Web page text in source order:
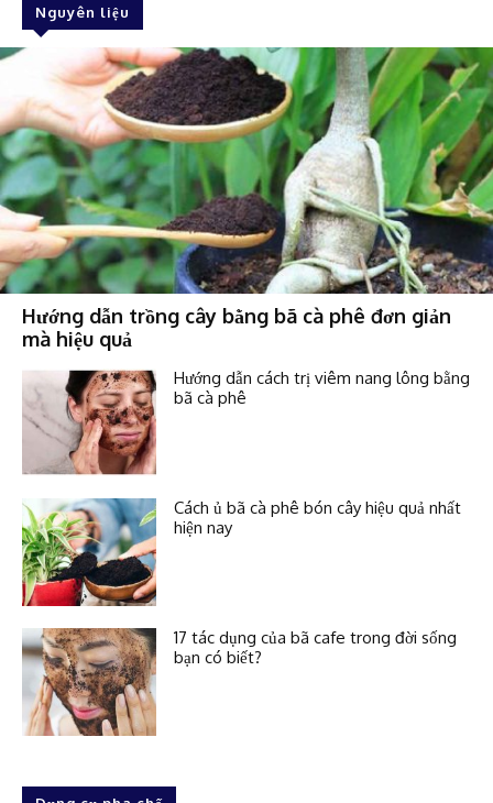
Nguyên liệu
Hướng dẫn trồng cây bằng bã cà phê đơn giản
mà hiệu quả
Hướng dẫn cách trị viêm nang lông bằng
bã cà phê
Cách ủ bã cà phê bón cây hiệu quả nhất
hiện nay
17 tác dụng của bã cafe trong đời sống
bạn có biết?